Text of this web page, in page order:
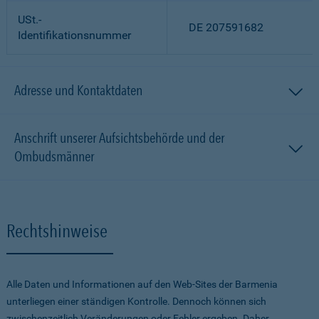
USt.-
Identifikationsnummer
DE 207591682
Adresse und Kontaktdaten
Anschrift unserer Aufsichtsbehörde und der
Ombudsmänner
Rechtshinweise
Alle Daten und Informationen auf den Web-Sites der Barmenia
unterliegen einer ständigen Kontrolle. Dennoch können sich